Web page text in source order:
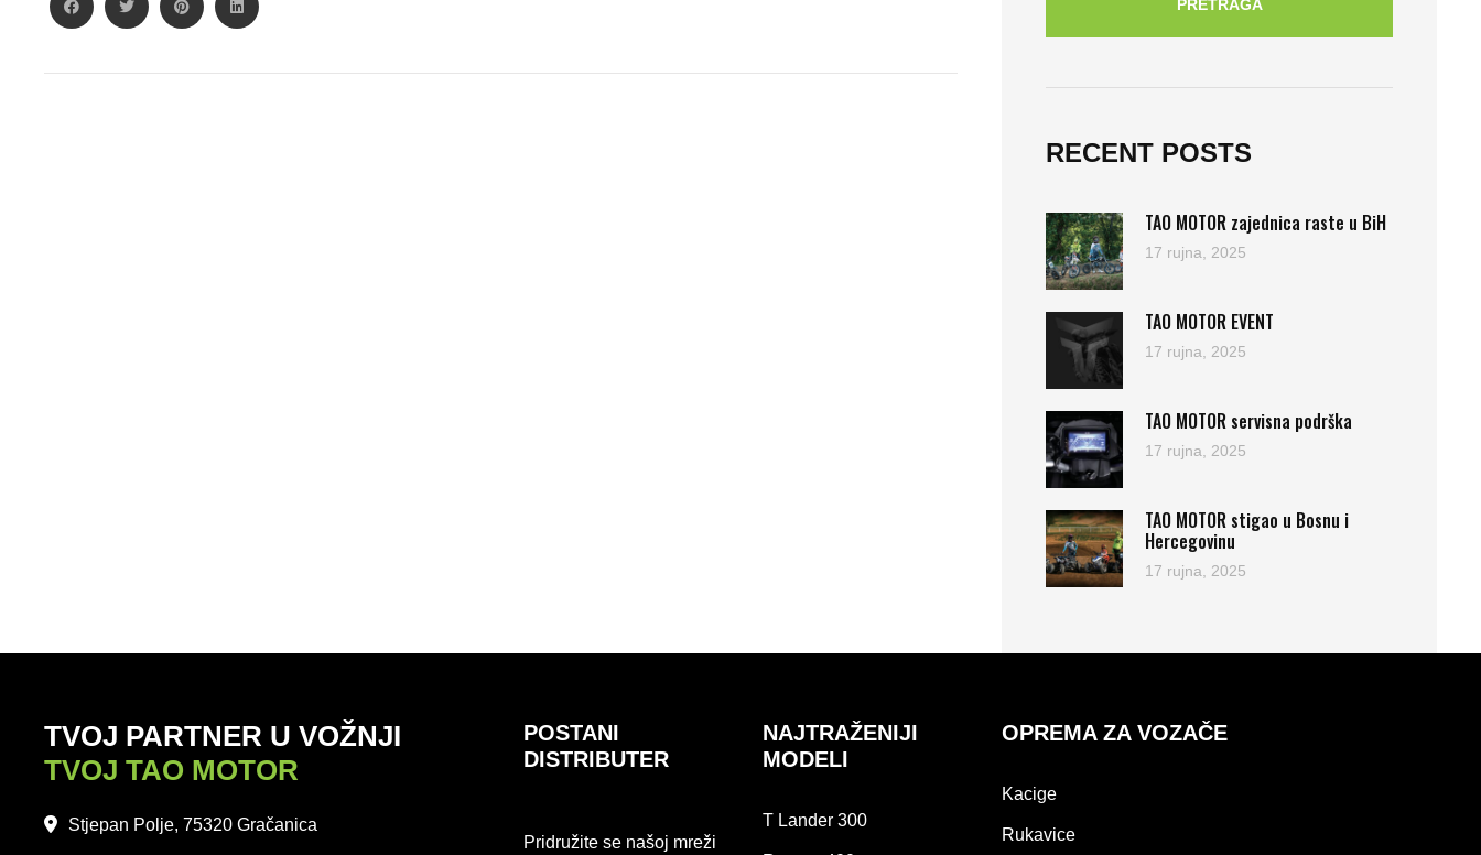
PRETRAGA
RECENT POSTS
TAO MOTOR zajednica raste u BiH
17 rujna, 2025
TAO MOTOR EVENT
17 rujna, 2025
TAO MOTOR servisna podrška
17 rujna, 2025
TAO MOTOR stigao u Bosnu i
Hercegovinu
17 rujna, 2025
TVOJ PARTNER U VOŽNJI
TVOJ TAO MOTOR
Stjepan Polje, 75320 Gračanica
POSTANI
DISTRIBUTER
Pridružite se našoj mreži
NAJTRAŽENIJI
MODELI
T Lander 300
OPREMA ZA VOZAČE
Kacige
Rukavice